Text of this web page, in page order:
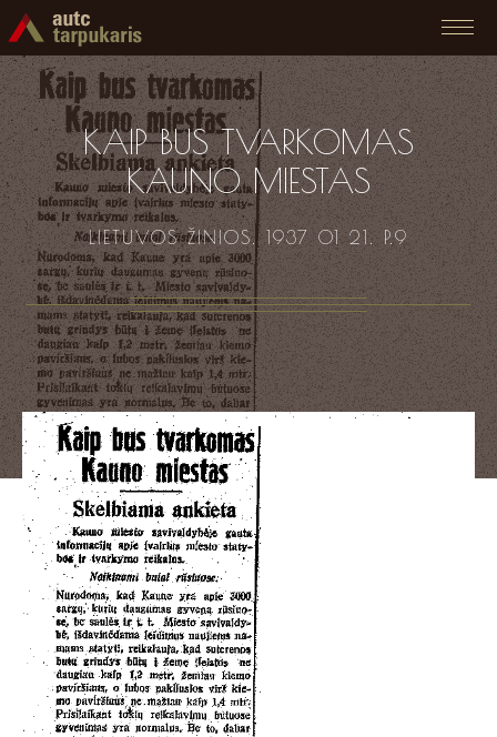
KAIP BUS TVARKOMAS
KAUNO MIESTAS
LIETUVOS ŽINIOS. 1937 01 21. P.9